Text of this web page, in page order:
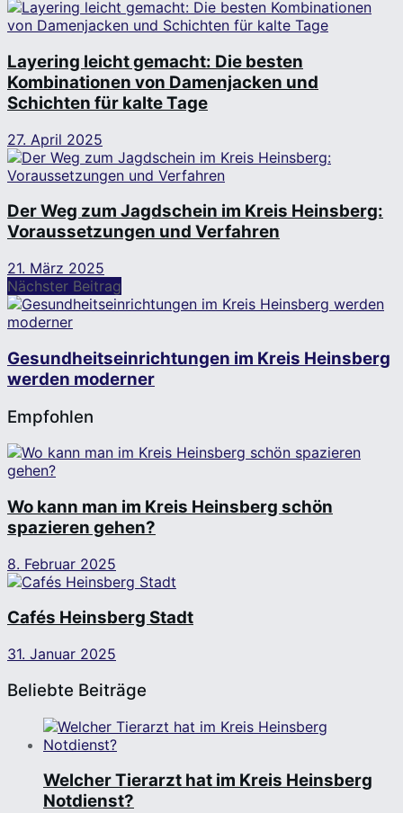
Layering leicht gemacht: Die besten
Kombinationen von Damenjacken und
Schichten für kalte Tage
27. April 2025
Der Weg zum Jagdschein im Kreis Heinsberg:
Voraussetzungen und Verfahren
21. März 2025
Nächster Beitrag
Gesundheitseinrichtungen im Kreis Heinsberg
werden moderner
Empfohlen
Wo kann man im Kreis Heinsberg schön
spazieren gehen?
8. Februar 2025
Cafés Heinsberg Stadt
31. Januar 2025
Beliebte Beiträge
Welcher Tierarzt hat im Kreis Heinsberg
Notdienst?